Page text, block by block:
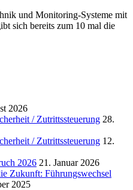
und Monitoring-Systeme mit
sich bereits zum 10 mal die
2026
/ Zutrittssteuerung 28.
/ Zutrittssteuerung 12.
2026 21. Januar 2026
Zukunft: Führungswechsel
2025